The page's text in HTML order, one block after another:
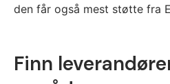
den får også mest støtte fra
Finn